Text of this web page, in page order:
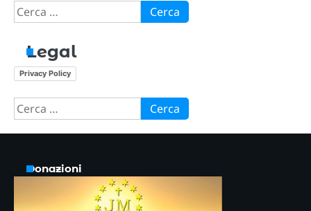
Ricerca
per:
Legal
Privacy Policy
Ricerca
per:
Donazioni